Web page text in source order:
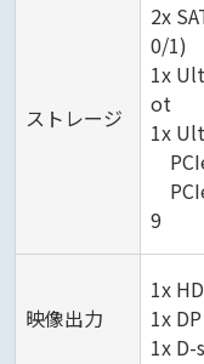
ストレージ
2x
0/1)
1x
ot
1x
9
映像出力
1x
1x DP
1x D-